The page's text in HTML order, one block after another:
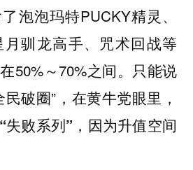
泡泡玛特PUCKY精灵、
驯龙高手、咒术回战等
50%～70%之间。只能说
破圈”， 在黄牛党眼里，
败系列”，因为升值空间